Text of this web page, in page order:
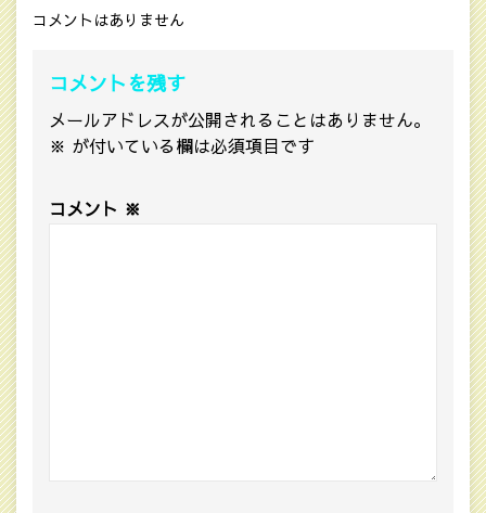
コメントはありません
コメントを残す
メールアドレスが公開されることはありません。
※ が付いている欄は必須項目です
コメント ※